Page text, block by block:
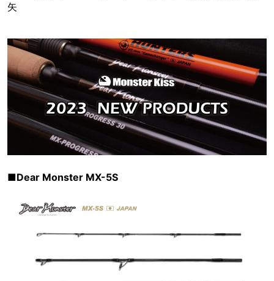
矢
■Dear Monster MX-5S